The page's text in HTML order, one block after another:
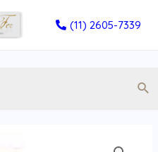
(11) 2605-7339